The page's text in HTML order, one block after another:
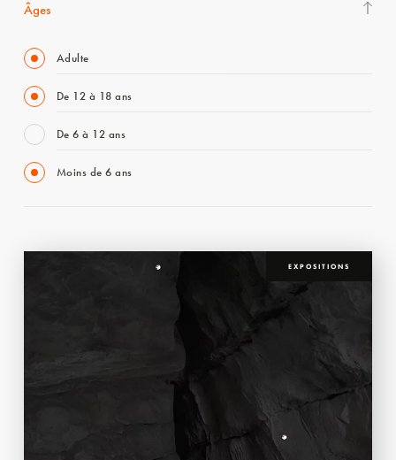
Âges
Adulte
De 12 à 18 ans
De 6 à 12 ans
Moins de 6 ans
EXPOSITIONS